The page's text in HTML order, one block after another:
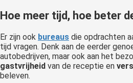
Hoe meer tijd, hoe beter
Er zijn ook bureaus die opdrachten
tijd vragen. Denk aan de eerder
autobedrijven, maar ook aan het
gastvrijheid van de receptie en
beleven.